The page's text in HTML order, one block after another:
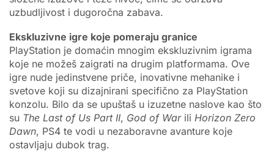
uzbudljivost i dugoročna zabava.
Ekskluzivne igre koje pomeraju granice
PlayStation je domaćin mnogim ekskluzivnim igrama
koje ne možeš zaigrati na drugim platformama. Ove
igre nude jedinstvene priče, inovativne mehanike i
svetove koji su dizajnirani specifično za PlayStation
konzolu. Bilo da se upuštaš u izuzetne naslove kao što
su The Last of Us Part II, God of Warili Horizon Zero
Dawn, PS4 te vodi u nezaboravne avanture koje
ostavljaju dubok trag.